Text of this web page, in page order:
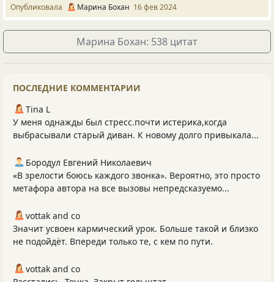
Опубликовала Марина Бохан 16 фев 2024
Марина Бохан: 538 цитат
ПОСЛЕДНИЕ КОММЕНТАРИИ
Tina L
У меня однажды был стресс.почти истерика,когда
выбрасывали старый диван. К новому долго привыкала...
Бородул Евгений Николаевич
«В зрелости боюсь каждого звонка». Вероятно, это просто
метафора автора на все вызовы непредсказуемо...
vottak and co
Значит усвоен кармический урок. Больше такой и близко
не подойдёт. Впереди только те, с кем по пути.
vottak and co